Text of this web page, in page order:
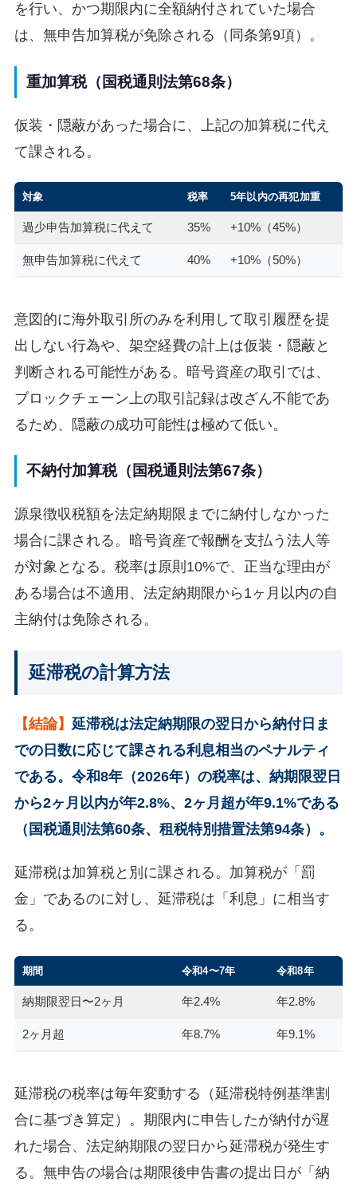
を行い、かつ期限内に全額納付されていた場合
は、無申告加算税が免除される（同条第9項）。
重加算税（国税通則法第68条）
仮装・隠蔽があった場合に、上記の加算税に代え
て課される。
対象 税率 5年以内の再犯加重
過少申告加算税に代えて 35% +10%（45%）
無申告加算税に代えて 40% +10%（50%）
意図的に海外取引所のみを利用して取引履歴を提
出しない行為や、架空経費の計上は仮装・隠蔽と
判断される可能性がある。暗号資産の取引では、
ブロックチェーン上の取引記録は改ざん不能であ
るため、隠蔽の成功可能性は極めて低い。
不納付加算税（国税通則法第67条）
源泉徴収税額を法定納期限までに納付しなかった
場合に課される。暗号資産で報酬を支払う法人等
が対象となる。税率は原則10%で、正当な理由が
ある場合は不適用、法定納期限から1ヶ月以内の自
主納付は免除される。
延滞税の計算方法
【結論】 延滞税は法定納期限の翌日から納付日ま
での日数に応じて課される利息相当のペナルティ
である。令和8年（2026年）の税率は、納期限翌日
から2ヶ月以内が年2.8%、2ヶ月超が年9.1%である
（国税通則法第60条、租税特別措置法第94条）。
延滞税は加算税と別に課される。加算税が「罰
金」であるのに対し、延滞税は「利息」に相当す
る。
期間 令和4〜7年 令和8年
納期限翌日〜2ヶ月 年2.4% 年2.8%
2ヶ月超 年8.7% 年9.1%
延滞税の税率は毎年変動する（延滞税特例基準割
合に基づき算定）。期限内に申告したが納付が遅
れた場合、法定納期限の翌日から延滞税が発生す
る。無申告の場合は期限後申告書の提出日が「納